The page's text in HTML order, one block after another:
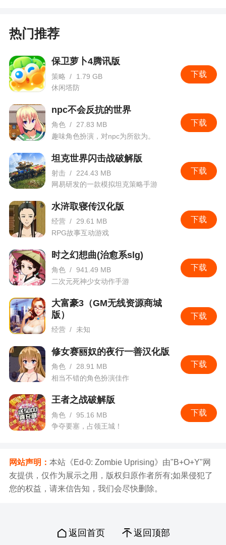
热门推荐
下载
保卫萝卜4腾讯版
策略 /
1.79 GB
休闲塔防
下载
npc不会反抗的世界
角色 /
27.83 MB
趣味角色扮演，对npc为所欲为。
下载
坦克世界闪击战破解版
射击 /
224.43 MB
网易研发的一款模拟坦克策略手游
下载
水浒取寝传汉化版
经营 / 29.61 MB
RPG故事互动游戏
下载
时之幻想曲(治愈系slg)
角色 / 941.49 MB
二次元死神少女动作手游
下载
大富豪3（GM无线资源商城
版）
经营 / 未知
下载
修女赛丽奴的夜行一善汉化版
角色 /
28.91 MB
相当不错的角色扮演佳作
下载
王者之战破解版
角色 / 95.16 MB
争夺要塞，占领王城！
网站声明： 本站《Ed-0: Zombie Uprising》由"B+O+Y"网
友提供，仅作为展示之用，版权归原作者所有;如果侵犯了
您的权益，请来信告知，我们会尽快删除。
返回首页 返回顶部